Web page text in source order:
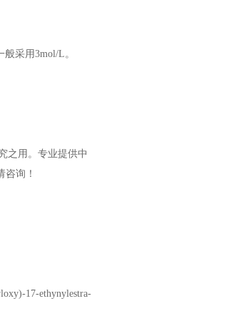
采用3mol/L。
之用 。 专业提供中
咨询 ！
17-ethynylestra-